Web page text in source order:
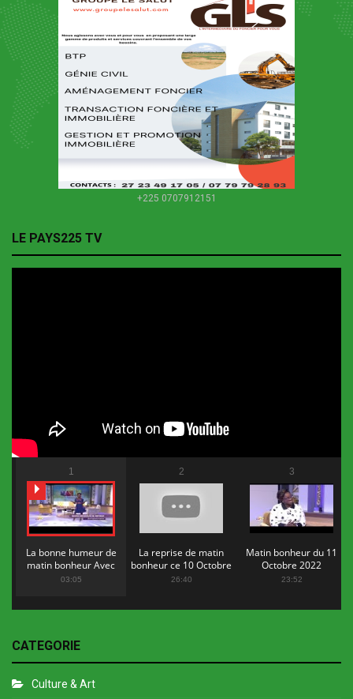
+225 0707912151
LE PAYS225 TV
1
La bonne humeur de
matin bonheur Avec
Flopy Mendosa
03:05
2
La reprise de matin
bonheur ce 10 Octobre
2022
26:40
3
Matin bonheur du 11
Octobre 2022
23:52
CATEGORIE
Culture & Art